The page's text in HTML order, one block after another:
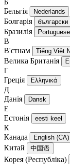
Б
Бельгія
Nederlands
Болгарія български
Бразилія
В
В'єтнам
Tiếng Việt
Велика Британія
Г
Греція
Ελληνικά
Д
Данія
Dansk
Е
Естонія
eesti keel
К
Канада
English (CA)
Китай 中国语
Корея (Республіка)